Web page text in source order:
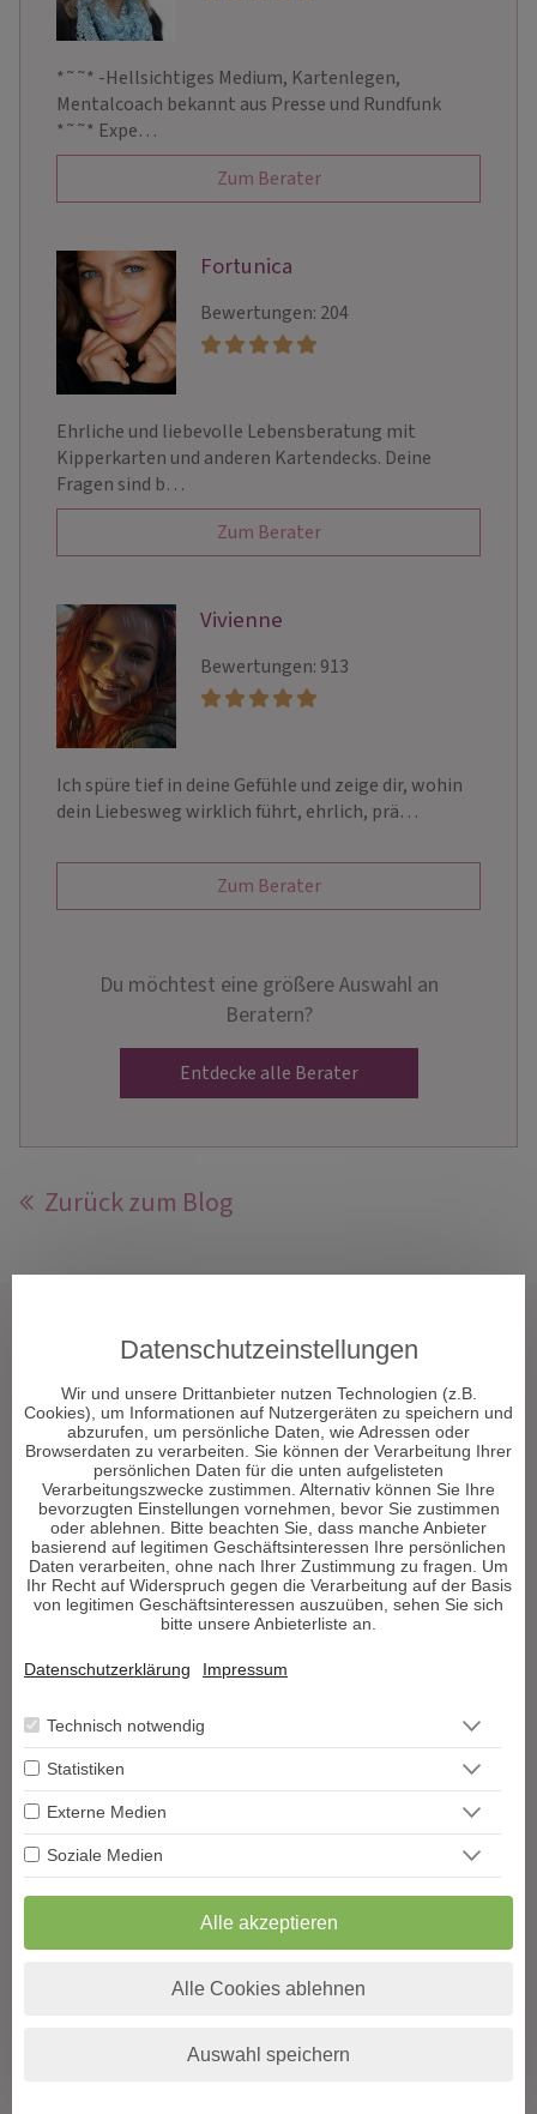
*˜˜* -Hellsichtiges Medium, Kartenlegen,
Mentalcoach bekannt aus Presse und Rundfunk
*˜˜* Expe…
Zum Berater
Fortunica
Bewertungen: 204
Ehrliche und liebevolle Lebensberatung mit
Kipperkarten und anderen Kartendecks. Deine
Fragen sind b…
Zum Berater
Vivienne
Bewertungen: 913
Ich spüre tief in deine Gefühle und zeige dir, wohin
dein Liebesweg wirklich führt, ehrlich, prä…
Zum Berater
Du möchtest eine größere Auswahl an
Beratern?
Entdecke alle Berater
Zurück zum Blog
Tarot & Kartenlegen
Astrologie & Horoskope
Medium & Channeling
Psych. Lebensberatung
Liebe & Partnerschaft
Beruf & Karriere
Sonstige Bereiche
Berater werden
Impressum
AGB
Hilfe
Inhalte dieser Webseite
Vervielfältigung jeglicher Art ist untersagt
Datenschutzeinstellungen
Wir und unsere Drittanbieter nutzen Technologien (z.B.
Cookies), um Informationen auf Nutzergeräten zu speichern und
abzurufen, um persönliche Daten, wie Adressen oder
Browserdaten zu verarbeiten. Sie können der Verarbeitung Ihrer
persönlichen Daten für die unten aufgelisteten
Verarbeitungszwecke zustimmen. Alternativ können Sie Ihre
bevorzugten Einstellungen vornehmen, bevor Sie zustimmen
oder ablehnen. Bitte beachten Sie, dass manche Anbieter
basierend auf legitimen Geschäftsinteressen Ihre persönlichen
Daten verarbeiten, ohne nach Ihrer Zustimmung zu fragen. Um
Ihr Recht auf Widerspruch gegen die Verarbeitung auf der Basis
von legitimen Geschäftsinteressen auszuüben, sehen Sie sich
bitte unsere Anbieterliste an.
Datenschutzerklärung Impressum
Technisch notwendig
Statistiken
Externe Medien
Soziale Medien
Alle akzeptieren
Alle Cookies ablehnen
Auswahl speichern